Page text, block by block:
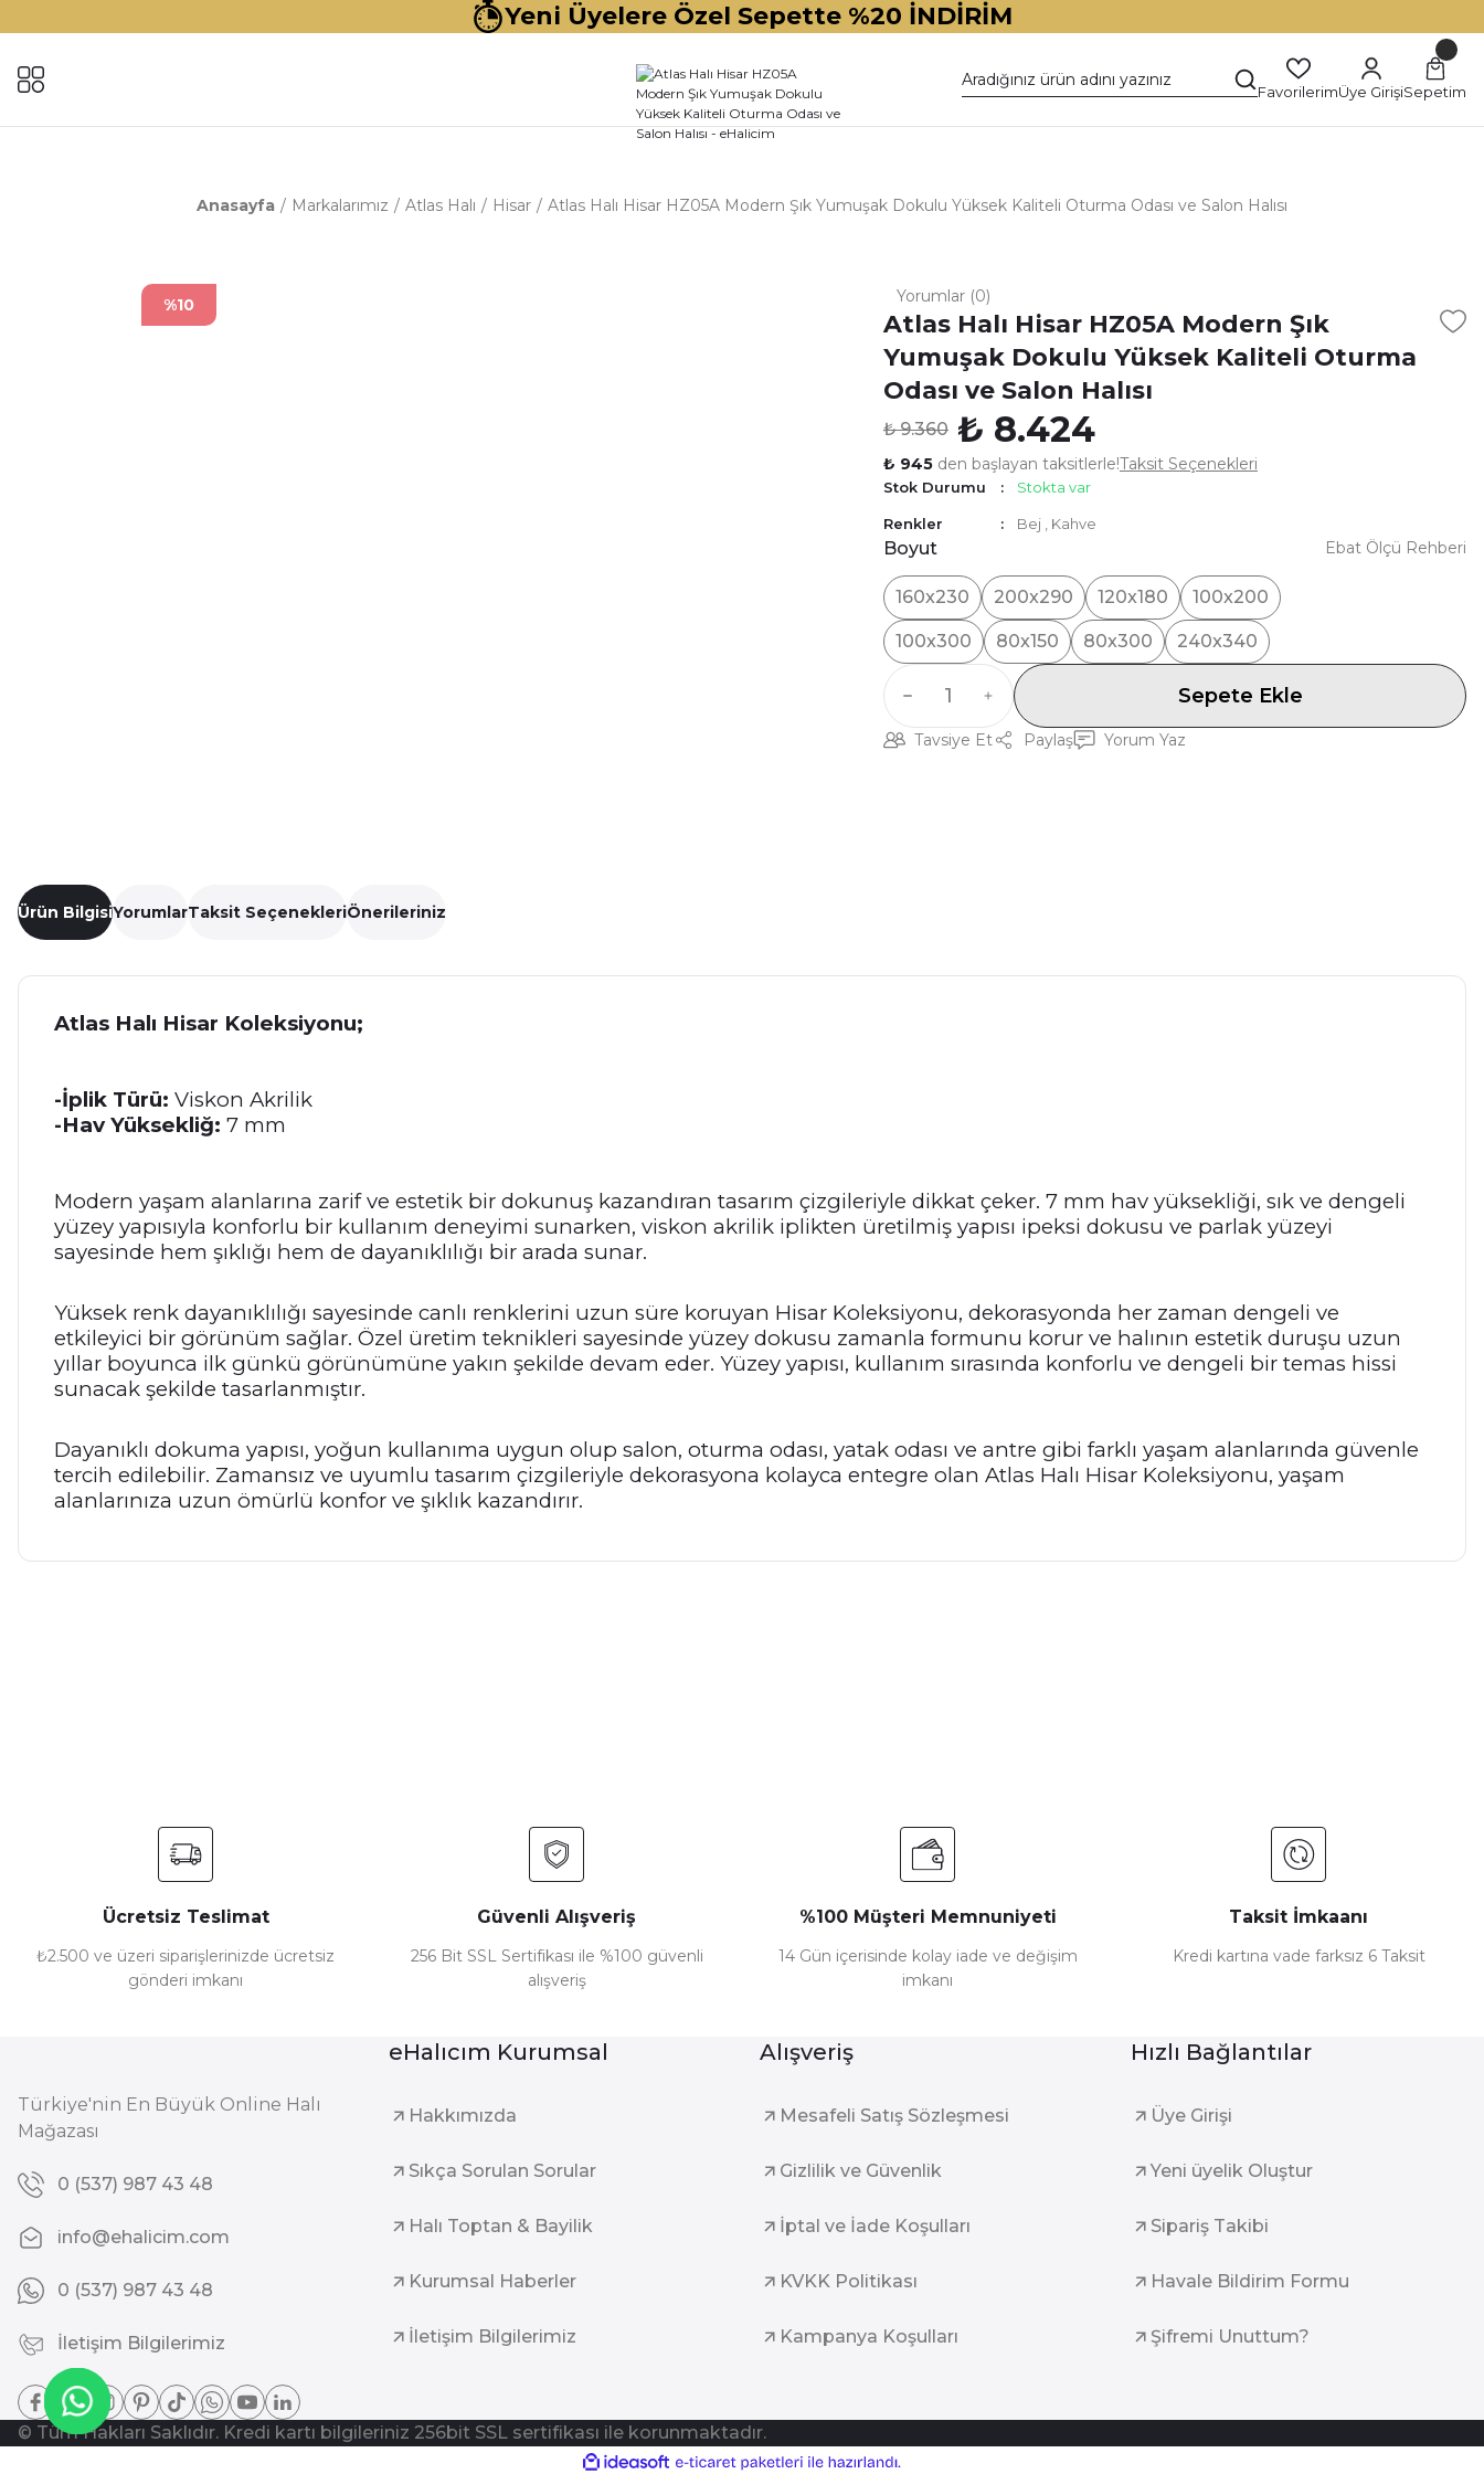
Yeni Üyelere Özel Sepette %20 İNDİRİM
FavorilerimÜye GirişiSepetim
Anasayfa Markalarımız Atlas Halı Hisar Atlas Halı Hisar HZ05A Modern Şık Yumuşak Dokulu Yüksek Kaliteli Oturma Odası ve Salon Halısı
%10 Yorumlar (0)
Atlas Halı Hisar HZ05A Modern Şık
Yumuşak Dokulu Yüksek Kaliteli Oturma
Odası ve Salon Halısı
₺ 9.360 ₺ 8.424
₺ 945 den başlayan taksitlerle!Taksit Seçenekleri
Stok Durumu Stokta var
Renkler Bej Kahve
Boyut
160x230 200x290 120x180 100x200
100x300 80x150 80x300 240x340
Ebat Ölçü Rehberi
Sepete Ekle
Tavsiye Et Paylaş Yorum Yaz
Ürün BilgisiYorumlarTaksit SeçenekleriÖnerileriniz
Atlas Halı Hisar Koleksiyonu;
-İplik Türü: Viskon Akrilik
-Hav Yüksekliğ: 7 mm
Modern yaşam alanlarına zarif ve estetik bir dokunuş kazandıran tasarım çizgileriyle dikkat çeker. 7 mm hav yüksekliği, sık ve dengeli
yüzey yapısıyla konforlu bir kullanım deneyimi sunarken, viskon akrilik iplikten üretilmiş yapısı ipeksi dokusu ve parlak yüzeyi
sayesinde hem şıklığı hem de dayanıklılığı bir arada sunar.
Yüksek renk dayanıklılığı sayesinde canlı renklerini uzun süre koruyan Hisar Koleksiyonu, dekorasyonda her zaman dengeli ve
etkileyici bir görünüm sağlar. Özel üretim teknikleri sayesinde yüzey dokusu zamanla formunu korur ve halının estetik duruşu uzun
yıllar boyunca ilk günkü görünümüne yakın şekilde devam eder. Yüzey yapısı, kullanım sırasında konforlu ve dengeli bir temas hissi
sunacak şekilde tasarlanmıştır.
Dayanıklı dokuma yapısı, yoğun kullanıma uygun olup salon, oturma odası, yatak odası ve antre gibi farklı yaşam alanlarında güvenle
tercih edilebilir. Zamansız ve uyumlu tasarım çizgileriyle dekorasyona kolayca entegre olan Atlas Halı Hisar Koleksiyonu, yaşam
alanlarınıza uzun ömürlü konfor ve şıklık kazandırır.
Bu ürüne benzer farklı alternatifler olmalı.
Ücretsiz Teslimat
₺2.500 ve üzeri siparişlerinizde ücretsiz
gönderi imkanı
Güvenli Alışveriş
256 Bit SSL Sertifikası ile %100 güvenli
alışveriş
%100 Müşteri Memnuniyeti
14 Gün içerisinde kolay iade ve değişim
imkanı
Taksit İmkaanı
Kredi kartına vade farksız 6 Taksit
Türkiye'nin En Büyük Online Halı
Mağazası
0 (537) 987 43 48
info@ehalicim.com
0 (537) 987 43 48
İletişim Bilgilerimiz
eHalıcım Kurumsal
Hakkımızda
Sıkça Sorulan Sorular
Halı Toptan & Bayilik
Kurumsal Haberler
İletişim Bilgilerimiz
Alışveriş
Mesafeli Satış Sözleşmesi
Gizlilik ve Güvenlik
İptal ve İade Koşulları
KVKK Politikası
Kampanya Koşulları
Hızlı Bağlantılar
Üye Girişi
Yeni üyelik Oluştur
Sipariş Takibi
Havale Bildirim Formu
Şifremi Unuttum?
© Tüm Hakları Saklıdır. Kredi kartı bilgileriniz 256bit SSL sertifikası ile korunmaktadır.
ideasoft e-